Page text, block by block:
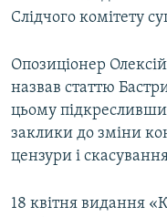
Слідчого комітету
Опозиціонер
назвав статтю
цьому
заклики до зміни
цензури і
18 квітня видання